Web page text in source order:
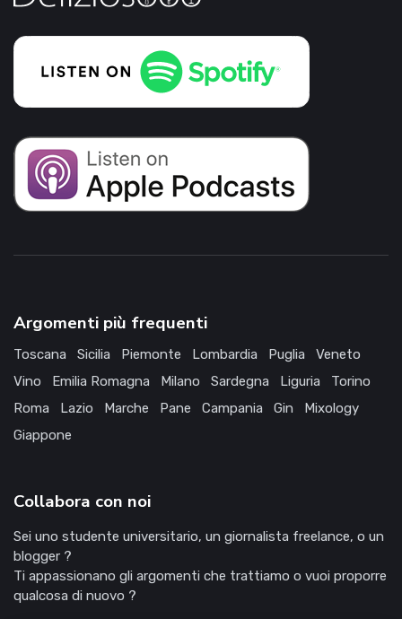
Argomenti più frequenti
Toscana Sicilia Piemonte Lombardia Puglia
Veneto
Vino
Emilia Romagna Milano Sardegna Liguria
Torino
Roma
Lazio Marche Pane Campania Gin
Mixology
Giappone
Collabora con noi
Sei uno studente universitario, un giornalista freelance, o un
blogger ?
Ti appassionano gli argomenti che trattiamo o vuoi proporre
qualcosa di nuovo ?